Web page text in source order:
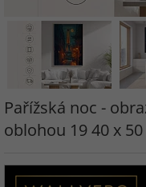
Pařížská noc -
oblohou 19 40 x